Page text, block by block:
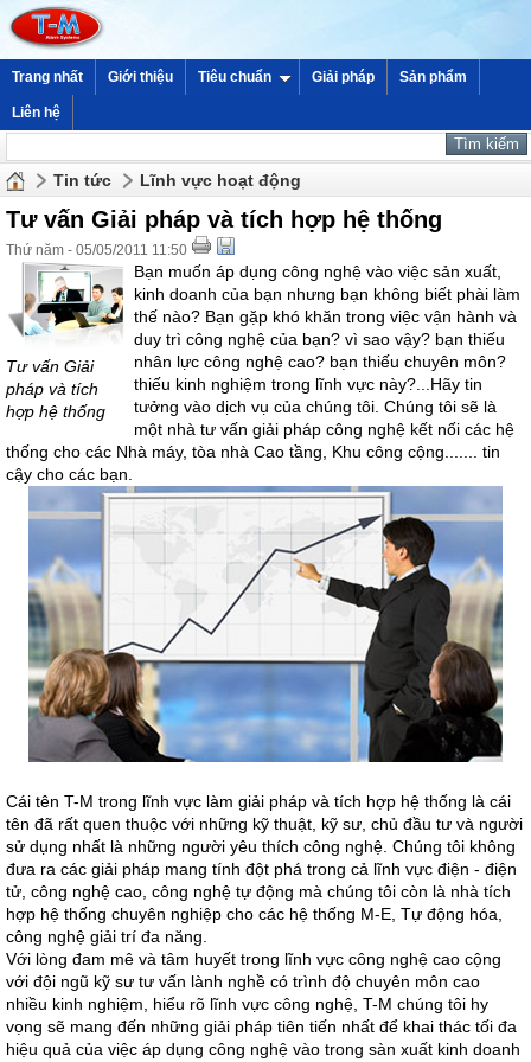
Trang nhất Giới thiệu Tiêu chuẩn Giải pháp Sản phẩm
Liên hệ
Tin tức Lĩnh vực hoạt động
Tư vấn Giải pháp và tích hợp hệ thống
Thứ năm - 05/05/2011 11:50
Tư vấn Giải
pháp và tích
hợp hệ thống
Bạn muốn áp dụng công nghệ vào việc sản xuất,
kinh doanh của bạn nhưng bạn không biết phài làm
thế nào? Bạn gặp khó khăn trong việc vận hành và
duy trì công nghệ của bạn? vì sao vậy? bạn thiếu
nhân lực công nghệ cao? bạn thiếu chuyên môn?
thiếu kinh nghiệm trong lĩnh vực này?...Hãy tin
tưởng vào dịch vụ của chúng tôi. Chúng tôi sẽ là
một nhà tư vấn giải pháp công nghệ kết nối các hệ
thống cho các Nhà máy, tòa nhà Cao tầng, Khu công cộng....... tin
cậy cho các bạn.
Cái tên T-M trong lĩnh vực làm giải pháp và tích hợp hệ thống là cái
tên đã rất quen thuộc với những kỹ thuật, kỹ sư, chủ đầu tư và người
sử dụng nhất là những người yêu thích công nghệ. Chúng tôi không
đưa ra các giải pháp mang tính đột phá trong cả lĩnh vực điện - điện
tử, công nghệ cao, công nghệ tự động mà chúng tôi còn là nhà tích
hợp hệ thống chuyên nghiệp cho các hệ thống M-E, Tự động hóa,
công nghệ giải trí đa năng.
Với lòng đam mê và tâm huyết trong lĩnh vực công nghệ cao cộng
với đội ngũ kỹ sư tư vấn lành nghề có trình độ chuyên môn cao
nhiều kinh nghiệm, hiểu rõ lĩnh vực công nghệ, T-M chúng tôi hy
vọng sẽ mang đến những giải pháp tiên tiến nhất để khai thác tối đa
hiệu quả của việc áp dụng công nghệ vào trong sàn xuất kinh doanh